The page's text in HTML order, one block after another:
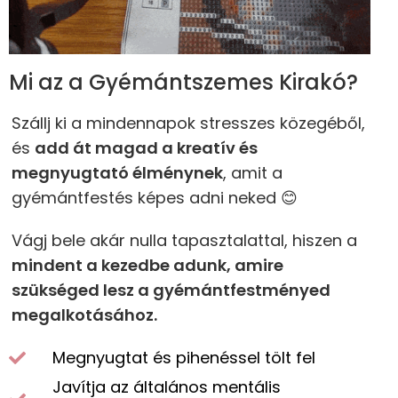
Mi az a Gyémántszemes Kirakó?
Szállj ki a mindennapok stresszes közegéből,
és add át magad a kreatív és
megnyugtató élménynek, amit a
gyémántfestés képes adni neked 😊
Vágj bele akár nulla tapasztalattal, hiszen a
mindent a kezedbe adunk, amire
szükséged lesz a gyémántfestményed
megalkotásához.
Megnyugtat és pihenéssel tölt fel
Javítja az általános mentális